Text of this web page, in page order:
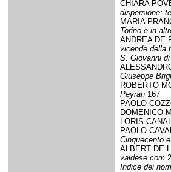
CHIARA
dispersione:
MARIA
Torino e in
ANDREA DE
vicende della
S. Giovanni
Giuseppe
ROBERTO
Peyran 167
PAOLO
DOMENICO
LORIS
PAOLO
Cinquecento
ALBERT DE
valdese.com
Indice dei